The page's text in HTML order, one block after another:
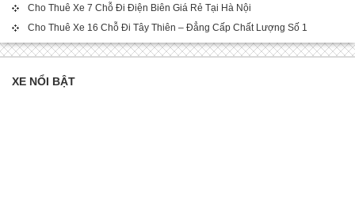
Cho Thuê Xe 7 Chỗ Đi Điện Biên Giá Rẻ Tại Hà Nội
Cho Thuê Xe 16 Chỗ Đi Tây Thiên – Đẳng Cấp Chất Lượng Số 1
XE NỔI BẬT